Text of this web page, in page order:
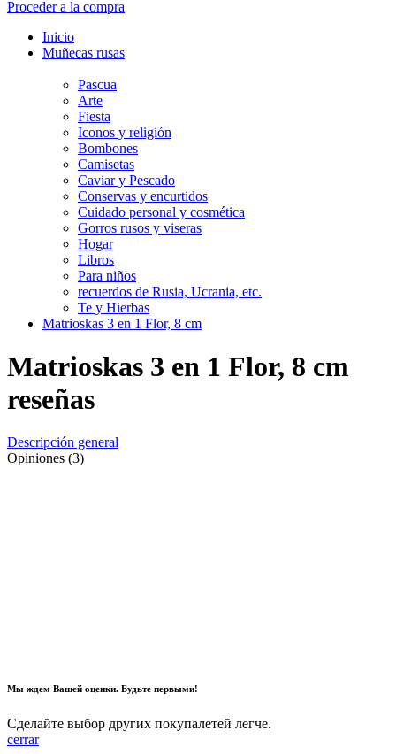
Proceder a la compra
Inicio
Muñecas rusas
Pascua
Аrte
Fiesta
Iconos y religión
Bombones
Camisetas
Caviar y Pescado
Conservas y encurtidos
Cuidado personal y cosmética
Gorros rusos y viseras
Hogar
Libros
Para niños
recuerdos de Rusia, Ucrania, etc.
Te y Hierbas
Matrioskas 3 en 1 Flor, 8 cm
Matrioskas 3 en 1 Flor, 8 cm
reseñas
Descripción general
Opiniones (3)
Мы ждем Вашей оценки. Будьте первыми!
Сделайте выбор других покупалетей легче.
cerrar